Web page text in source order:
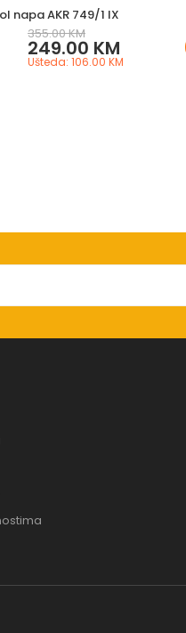
napa AKR 749/1 IX
355.00 KM
249.00 KM
Ušteda: 106.00 KM